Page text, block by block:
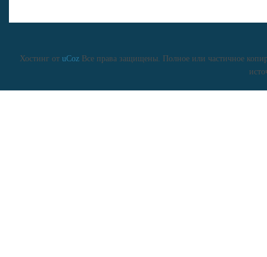
Хостинг от uCozВсе права защищены. Полное или частичное